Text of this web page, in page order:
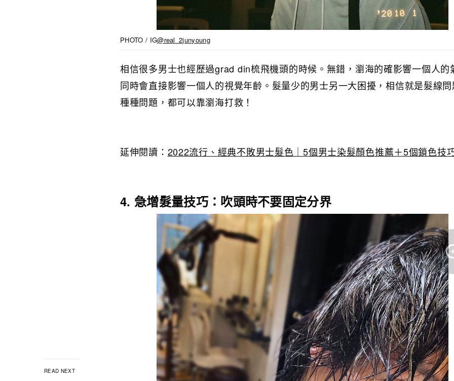
READ NEXT
PHOTO / IG@real_2junyoung
相信很多男士也經歷過grad din梳飛機頭的時候。無錯，瀏海的確影響一個人的
同時會直接影響一個人的視覺年齡。髮量少的男士另一大困擾，相信就是髮線
種種問題，都可以靠瀏海打救！
延伸閱讀： 2022流行、經典不敗男士髮色｜5個男士染髮顏色推薦＋5個鎖色技
4. 急增髮量技巧：吹頭時不要固定分界